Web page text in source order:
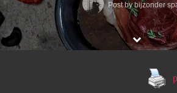
Post bybijzonder